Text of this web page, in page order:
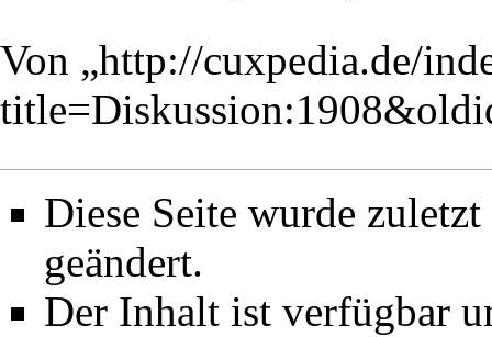
Von „http://cuxpedia.de/
Diese Seite wurde
geändert.
Der Inhalt ist verfügbar